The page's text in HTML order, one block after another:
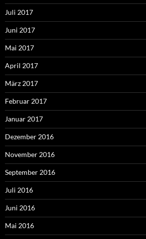
Juli 2017
Juni 2017
Mai 2017
April 2017
März 2017
Februar 2017
Januar 2017
Dezember 2016
November 2016
September 2016
Juli 2016
Juni 2016
Mai 2016